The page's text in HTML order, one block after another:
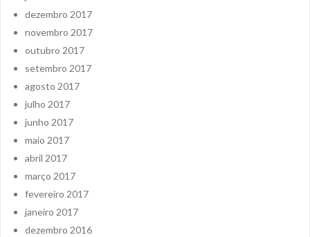
dezembro 2017
novembro 2017
outubro 2017
setembro 2017
agosto 2017
julho 2017
junho 2017
maio 2017
abril 2017
março 2017
fevereiro 2017
janeiro 2017
dezembro 2016